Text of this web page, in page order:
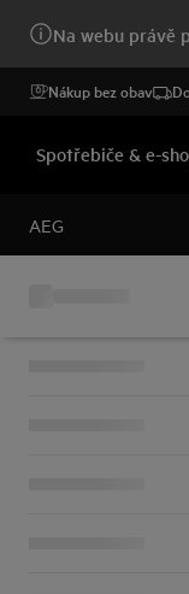
Na webu právě
Nákup bez obav
Spotřebiče & e-
AEG